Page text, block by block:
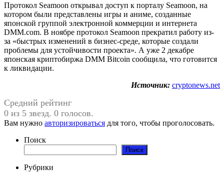
Протокол Seamoon открывал доступ к порталу Seamoon, на
котором были представлены игры и аниме, созданные
японской группой электронной коммерции и интернета
DMM.com. В ноябре протокол Seamoon прекратил работу из-
за «быстрых изменений в бизнес-среде, которые создали
проблемы для устойчивости проекта». А уже 2 декабре
японская криптобиржа DMM Bitcoin сообщила, что готовится
к ликвидации.
Источник: cryptonews.net
Средний рейтинг
0 из 5 звезд. 0 голосов.
Вам нужно авторизироваться для того, чтобы проголосовать.
Поиск
Поиск
Рубрики